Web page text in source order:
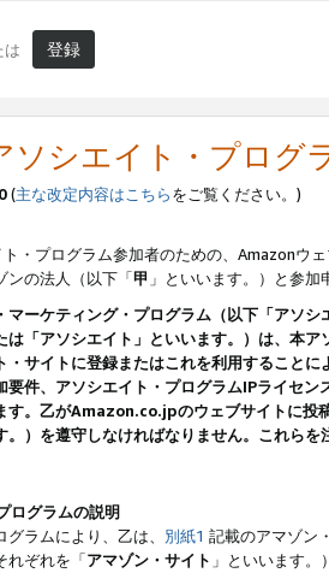
は 登録
ソシエイト・プログ
(主な改定内容はこちらをご覧ください。)
・プログラム参加者のための、Amazonウ
ンの法人（以下「甲 」といいます。）と参
マーケティング・プログラム（以下「アソ
は「アソシエイト」といいます。）は、本
・サイトに登録またはこれを利用することに
要件、アソシエイト・プログラムIPライセ
す。乙がAmazon.co.jpのウェブサイトに投
。）を遵守しなければなりません。これらを
ログラムの説明
ラムにより、乙は、 別紙1 記載のアマゾン
れぞれを「アマゾン・サイト 」といいます